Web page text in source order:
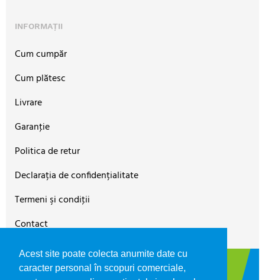
Acest site poate colecta anumite date cu
caracter personal în scopuri comerciale,
INFORMAȚII
Cum cumpăr
Cum plătesc
Livrare
Garanţie
Politica de retur
Declarația de confidențialitate
Termeni şi condiţii
Contact
©2026 FIBREX SHOP
magazin oficial FIBREX CO SRL,
RO9560150, J31/133/1997, Cap. Social: 1.037.734 LEI